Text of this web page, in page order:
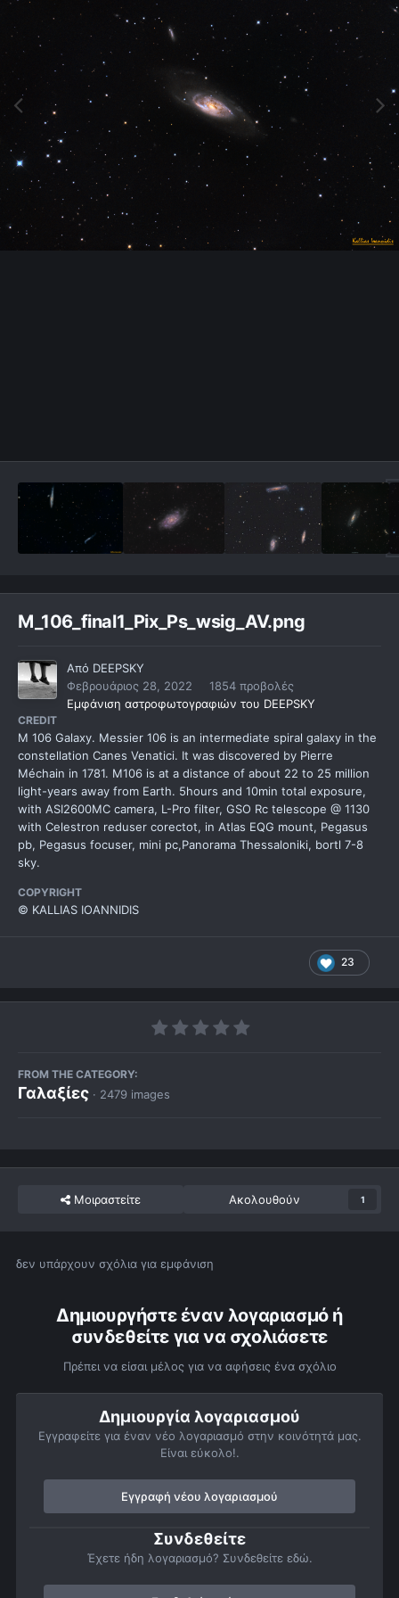
M_106_final1_Pix_Ps_wsig_AV.png
Από DEEPSKY
Φεβρουάριος 28, 2022
1854 προβολές
Εμφάνιση αστροφωτογραφιών του DEEPSKY
CREDIT
M 106 Galaxy. Messier 106 is an intermediate spiral galaxy in the
constellation Canes Venatici. It was discovered by Pierre
Méchain in 1781. M106 is at a distance of about 22 to 25 million
light-years away from Earth. 5hours and 10min total exposure,
with ASI2600MC camera, L-Pro filter, GSO Rc telescope @ 1130
with Celestron reduser corectot, in Atlas EQG mount, Pegasus
pb, Pegasus focuser, mini pc,Panorama Thessaloniki, bortl 7-8
sky.
COPYRIGHT
© KALLIAS IOANNIDIS
23
FROM THE CATEGORY:
Γαλαξίες · 2479 images
Μοιραστείτε Ακολουθούν 1
δεν υπάρχουν σχόλια για εμφάνιση
Δημιουργήστε έναν λογαριασμό ή
συνδεθείτε για να σχολιάσετε
Πρέπει να είσαι μέλος για να αφήσεις ένα σχόλιο
Δημιουργία λογαριασμού
Εγγραφείτε για έναν νέο λογαριασμό στην κοινότητά μας.
Είναι εύκολο!.
Εγγραφή νέου λογαριασμού
Συνδεθείτε
Έχετε ήδη λογαριασμό? Συνδεθείτε εδώ.